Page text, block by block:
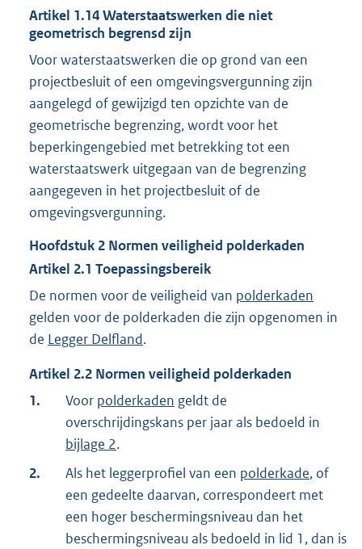
Artikel 1.14Waterstaatswerken die niet
geometrisch begrensd zijn
Voor waterstaatswerken die op grond van een
projectbesluit of een omgevingsvergunning zijn
aangelegd of gewijzigd ten opzichte van de
geometrische begrenzing, wordt voor het
beperkingengebied met betrekking tot een
waterstaatswerk uitgegaan van de begrenzing
aangegeven in het projectbesluit of de
omgevingsvergunning.
Hoofdstuk 2 Normen veiligheid polderkaden
Artikel 2.1 Toepassingsbereik
De normen voor de veiligheid van polderkaden
gelden voor de polderkaden die zijn opgenomen in
de Legger Delfland.
Artikel 2.2 Normen veiligheid polderkaden
1.
Voor polderkaden geldt de
overschrijdingskans per jaar als bedoeld in
bijlage 2.
2.
Als het leggerprofiel van een polderkade, of
een gedeelte daarvan, correspondeert met
een hoger beschermingsniveau dan het
beschermingsniveau als bedoeld in lid 1, dan is